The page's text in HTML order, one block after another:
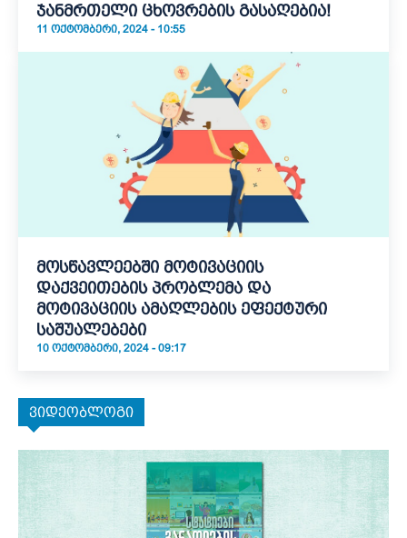
ჯანმრთელი ცხოვრების გასაღებია!
11 ᲝᲥᲢᲝᲛᲑᲔᲠᲘ, 2024 - 10:55
მოსწავლეებში მოტივაციის
დაქვეითების პრობლემა და
მოტივაციის ამაღლების ეფექტური
საშუალებები
10 ᲝᲥᲢᲝᲛᲑᲔᲠᲘ, 2024 - 09:17
ვიდეობლოგი